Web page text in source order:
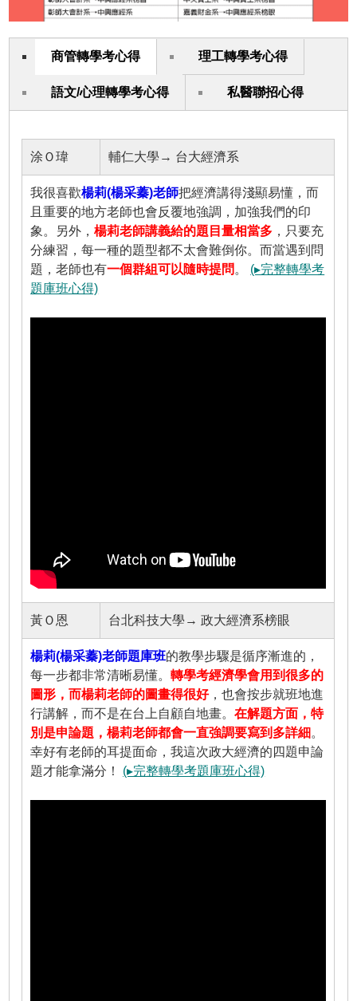
商管轉學考心得 理工轉學考心得
語文/心理轉學考心得 私醫聯招心得
涂Ｏ瑋 輔仁大學→ 台大經濟系
我很喜歡楊莉(楊采蓁)老師把經濟講得淺顯易懂，而
且重要的地方老師也會反覆地強調，加強我們的印
象。另外，楊莉老師講義給的題目量相當多 ，只要充
分練習，每一種的題型都不太會難倒你。而當遇到問
題，老師也有一個群組可以隨時提問 。 (▸完整轉學考
題庫班心得)
黃Ｏ恩 台北科技大學→ 政大經濟系榜眼
楊莉(楊采蓁)老師題庫班的教學步驟是循序漸進的，
每一步都非常清晰易懂。轉學考經濟學會用到很多的
圖形，而楊莉老師的圖畫得很好，也會按步就班地進
行講解，而不是在台上自顧自地畫。在解題方面，特
別是申論題，楊莉老師都會一直強調要寫到多詳細 。
幸好有老師的耳提面命，我這次政大經濟的四題申論
題才能拿滿分！ (▸完整轉學考題庫班心得)